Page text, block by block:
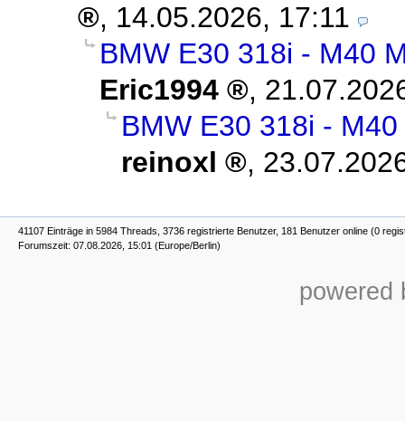
, 14.05.2026, 17:11
BMW E30 318i - M40
Eric1994
,
BMW E30 318i -
reinoxl
,
41107 Einträge in 5984 Threads, 3736 registrierte Benutzer, 181 Benutzer online (0
Forumszeit: 07.08.2026, 15:01 (Europe/Berlin)
powered